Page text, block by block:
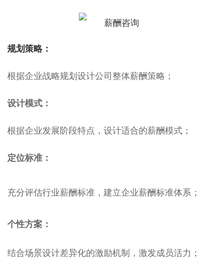
规划策略：
根据企业战略规划设计公司整体薪酬策略；
设计模式：
根据企业发展阶段特点，设计适合的薪酬模式；
定位标准：
充分评估行业薪酬标准，建立企业薪酬标准体系；
个性方案：
结合场景设计差异化的激励机制，激发成员活力；